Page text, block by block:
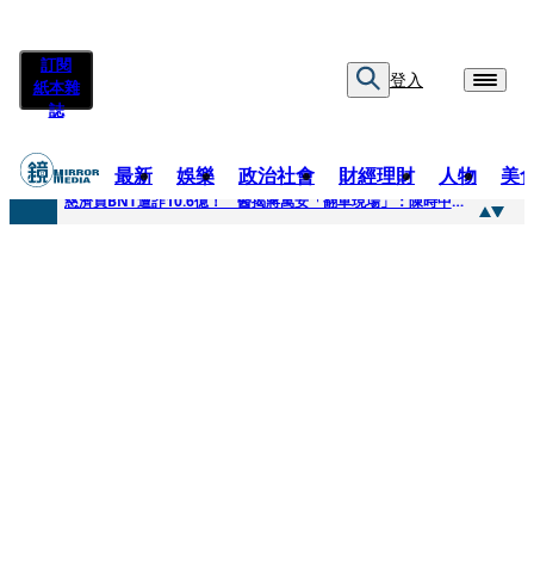
訂閱
紙本雜
誌
登入
最新 娛樂 政治社會 財經理財 人物 美
快訊
慈濟買BNT遭詐10.6億！ 醫揭蔣萬安「翻車現場」：陳時中當年是阻止被騙